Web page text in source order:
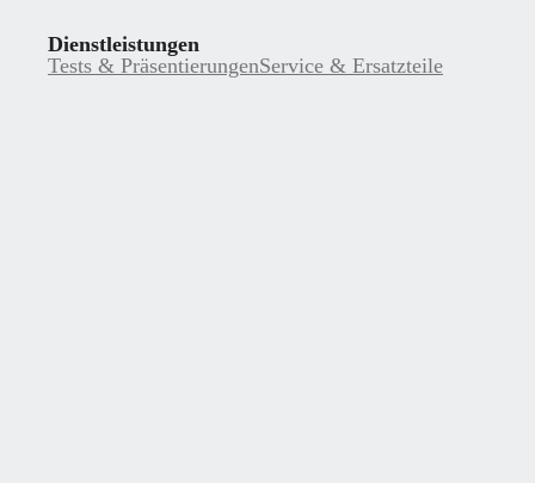
Dienstleistungen
Tests & PräsentierungenService & Ersatzteile